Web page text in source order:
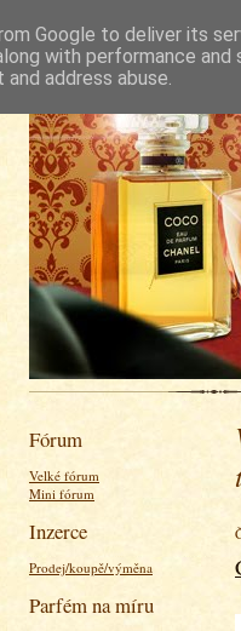
Fórum
Velké fórum
Mini fórum
Inzerce
Prodej/koupě/výměna
Parfém na míru
Google to deliver its
with performance
address abuse.